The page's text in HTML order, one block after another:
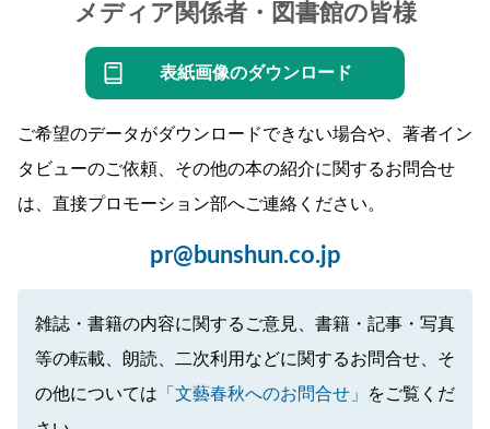
メディア関係者・図書館の皆様
表紙画像のダウンロード
ご希望のデータがダウンロードできない場合や、著者イン
タビューのご依頼、その他の本の紹介に関するお問合せ
は、直接プロモーション部へご連絡ください。
pr@bunshun.co.jp
雑誌・書籍の内容に関するご意見、書籍・記事・写真
等の転載、朗読、二次利用などに関するお問合せ、そ
の他については 「文藝春秋へのお問合せ」
をご覧くだ